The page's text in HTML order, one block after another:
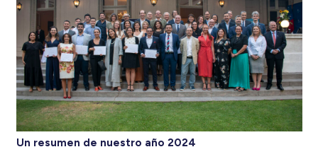
Un resumen de nuestro año 2024